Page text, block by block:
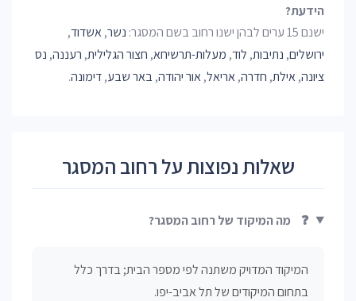
הידעת?
ישנם 15 ערים לבהן ישנו רחוב בשם המסגר:
נשר,אשדוד,
ירושלים, נתיבות, לוד, מעלות-תרשיחא, חצור הגלילית, רעננה, נס
ציונה,אילת, חדרה,אריאל,אור יהודה,באר שבע,דימונה.
שאלות נפוצות על רחוב המסגר
❓ מה המיקוד של רחוב המסגר?
המיקוד המדויק משתנה לפי מספר הבית; בדרך כלל
בתחום המיקודים של תל אביב-יפו.